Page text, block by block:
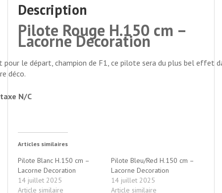
Description
Pilote Rouge H.150 cm –
Lacorne Decoration
pour le départ, champion de F1, ce pilote sera du plus bel effet
déco.
N/C
Articles similaires
Pilote Blanc H.150 cm –
Lacorne Decoration
14 juillet 2025
Article similaire
Pilote Bleu/Red H.150 cm –
Lacorne Decoration
14 juillet 2025
Article similaire